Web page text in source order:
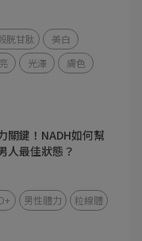
胱甘肽
美白
光澤
膚色
關鍵！NADH如何幫
人最佳狀態？
男性體力 粒線體